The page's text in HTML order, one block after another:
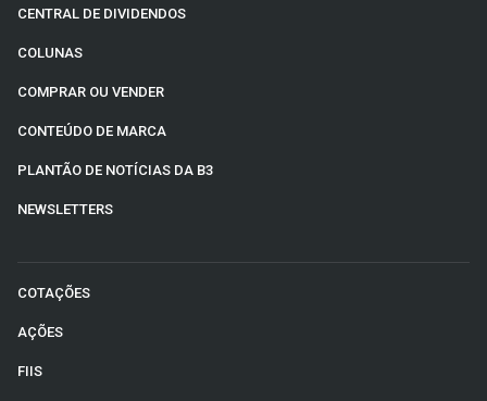
CENTRAL DE DIVIDENDOS
COLUNAS
COMPRAR OU VENDER
CONTEÚDO DE MARCA
PLANTÃO DE NOTÍCIAS DA B3
NEWSLETTERS
COTAÇÕES
AÇÕES
FIIS